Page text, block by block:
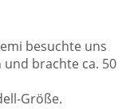
besuchte uns
brachte ca. 50
Größe.